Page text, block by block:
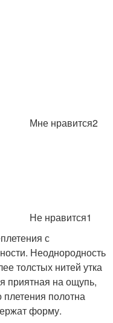
Мне нравится2
Не нравится1
с
Неоднородность
толстых нитей утка
приятная на ощупь,
плетения полотна
форму.